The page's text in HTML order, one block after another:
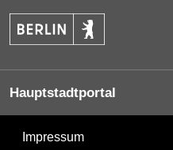
Hauptstadtportal
Impressum